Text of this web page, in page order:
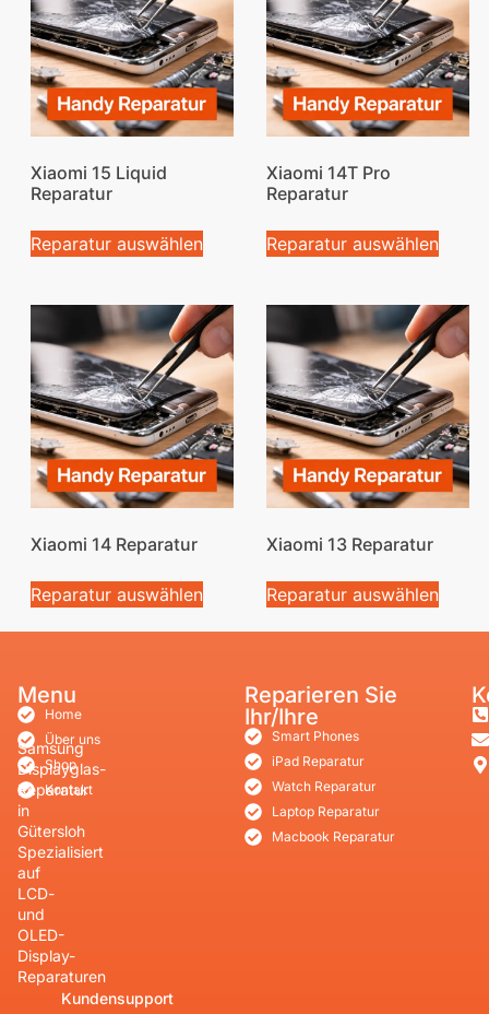
Xiaomi 15 Liquid
Reparatur
Reparatur auswählen
Xiaomi 14T Pro
Reparatur
Reparatur auswählen
Xiaomi 14 Reparatur
Reparatur auswählen
Xiaomi 13 Reparatur
Reparatur auswählen
Samsung
Displayglas-
Reparatur
in
Gütersloh
Spezialisiert
auf
LCD-
und
OLED-
Display-
Reparaturen
Kundensupport
Menu
Home
Über uns
Shop
Kontakt
Reparieren Sie
Ihr/Ihre
Smart Phones
iPad Reparatur
Watch Reparatur
Laptop Reparatur
Macbook Reparatur